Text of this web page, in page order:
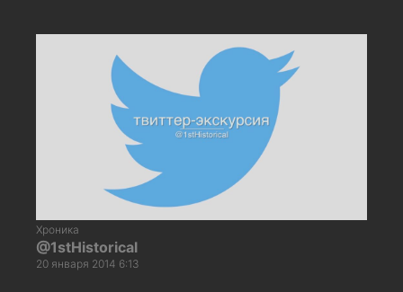
Хроника
@1stHistorical
20 января 2014 6:13